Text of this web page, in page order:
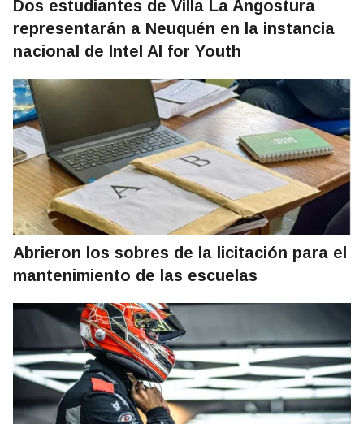
Dos estudiantes de Villa La Angostura
representarán a Neuquén en la instancia
nacional de Intel AI for Youth
Abrieron los sobres de la licitación para el
mantenimiento de las escuelas